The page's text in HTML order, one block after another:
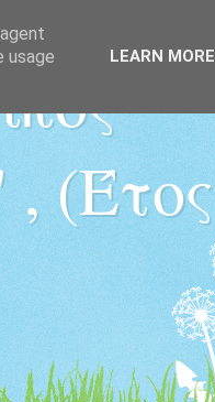
(Έτος
usage
LEARN MORE